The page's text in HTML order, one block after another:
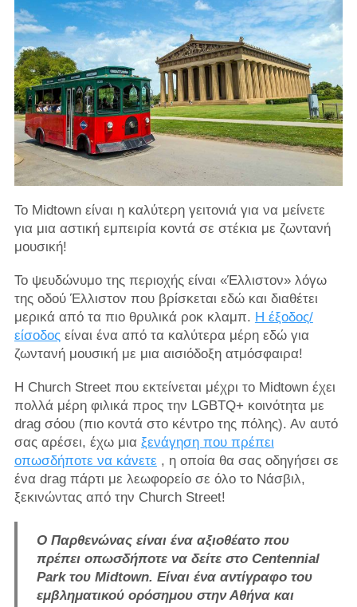
Το Midtown είναι η καλύτερη γειτονιά για να μείνετε
για μια αστική εμπειρία κοντά σε στέκια με ζωντανή
μουσική!
Το ψευδώνυμο της περιοχής είναι «Έλλιστον» λόγω
της οδού Έλλιστον που βρίσκεται εδώ και διαθέτει
μερικά από τα πιο θρυλικά ροκ κλαμπ. Η έξοδος/
είσοδος είναι ένα από τα καλύτερα μέρη εδώ για
ζωντανή μουσική με μια αισιόδοξη ατμόσφαιρα!
Η Church Street που εκτείνεται μέχρι το Midtown έχει
πολλά μέρη φιλικά προς την LGBTQ+ κοινότητα με
drag σόου (πιο κοντά στο κέντρο της πόλης). Αν αυτό
σας αρέσει, έχω μια ξενάγηση που πρέπει
οπωσδήποτε να κάνετε , η οποία θα σας οδηγήσει σε
ένα drag πάρτι με λεωφορείο σε όλο το Νάσβιλ,
ξεκινώντας από την Church Street!
Ο Παρθενώνας είναι ένα αξιοθέατο που
πρέπει οπωσδήποτε να δείτε στο Centennial
Park του Midtown. Είναι ένα αντίγραφο του
εμβληματικού ορόσημου στην Αθήνα και